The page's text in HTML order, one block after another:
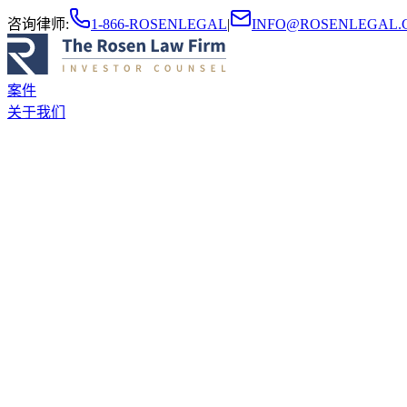
咨询律师: 1-866-ROSENLEGAL|
案件
关于我们